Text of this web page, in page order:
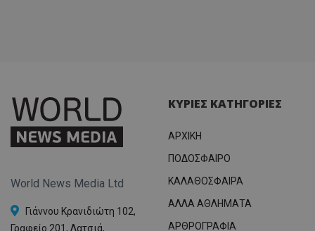
World News Media Ltd
Γιάννου Κρανιδιώτη 102,
Γραφείο 201, Λατσιά,
ΚΥΡΙΕΣ ΚΑΤΗΓΟΡΙΕΣ
ΑΡΧΙΚΗ
ΠΟΔΟΣΦΑΙΡΟ
ΚΑΛΑΘΟΣΦΑΙΡΑ
ΑΛΛΑ ΑΘΛΗΜΑΤΑ
ΑΡΘΡΟΓΡΑΦΙΑ